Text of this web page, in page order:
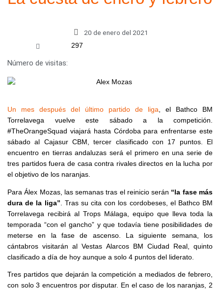
20 de enero del 2021
Número de visitas:
297
Un mes después del último partido de liga , el Bathco BM
Torrelavega vuelve este sábado a la competición.
#TheOrangeSquad viajará hasta Córdoba para enfrentarse este
sábado al Cajasur CBM, tercer clasificado con 17 puntos. El
encuentro en tierras andaluzas será el primero en una serie de
tres partidos fuera de casa contra rivales directos en la lucha por
el objetivo de los naranjas.
Para Álex Mozas, las semanas tras el reinicio serán “la fase más
dura de la liga” . Tras su cita con los cordobeses, el Bathco BM
Torrelavega recibirá al Trops Málaga, equipo que lleva toda la
temporada “con el gancho” y que todavía tiene posibilidades de
meterse en la fase de ascenso. La siguiente semana, los
cántabros visitarán al Vestas Alarcos BM Ciudad Real, quinto
clasificado a día de hoy aunque a solo 4 puntos del liderato.
Tres partidos que dejarán la competición a mediados de febrero,
con solo 3 encuentros por disputar. En el caso de los naranjas, 2